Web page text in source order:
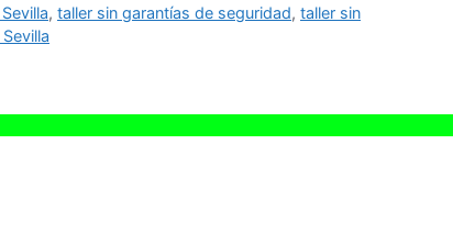
, taller sin garantías de seguridad, taller sin